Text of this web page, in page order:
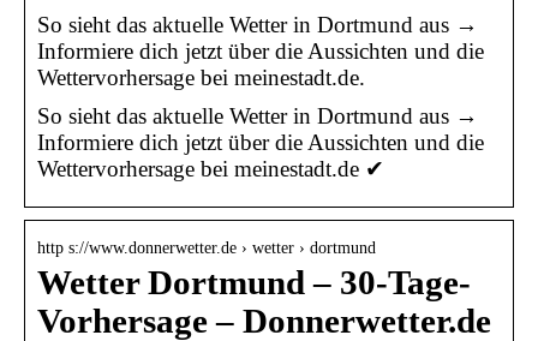
So sieht das aktuelle Wetter in Dortmund aus →
Informiere dich jetzt über die Aussichten und die
Wettervorhersage bei meinestadt.de.
So sieht das aktuelle Wetter in Dortmund aus →
Informiere dich jetzt über die Aussichten und die
Wettervorhersage bei meinestadt.de ✔
http s://www.donnerwetter.de › wetter › dortmund
Wetter Dortmund – 30-Tage-
Vorhersage – Donnerwetter.de